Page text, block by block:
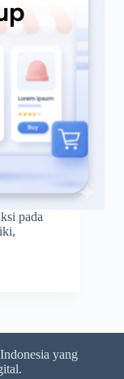
pada
yang